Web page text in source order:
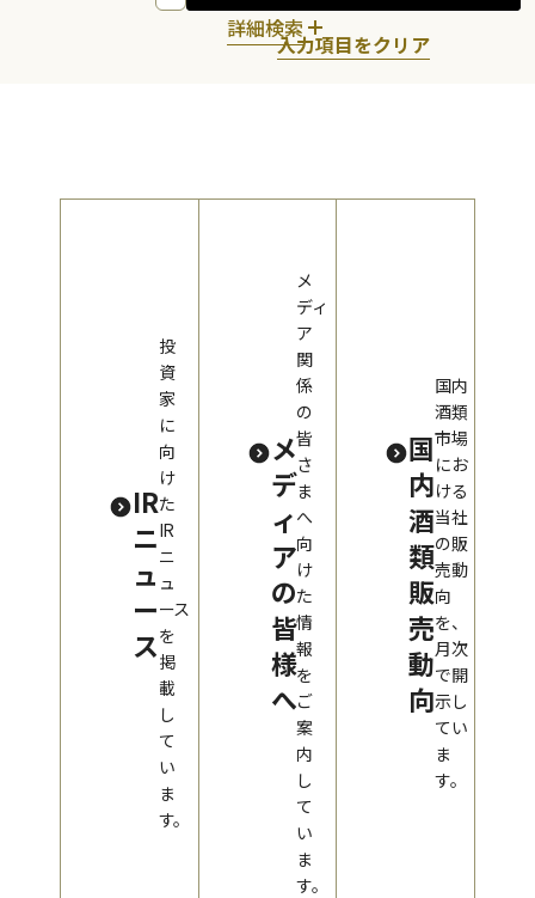
入力項目をクリア
詳細検索
IR
ニ
ュ
ー
ス
投
資
家
に
向
け
た
IR
ニ
ュ
ース
を
掲
載
し
て
い
ま
す。
メ
デ
ィ
ア
の
皆
様
へ
メ
ディ
ア
関
係
の
皆
さ
ま
へ
向
け
た
情
報
を
ご
案
内
し
て
い
ま
す。
国
内
酒
類
販
売
動
向
国内
酒類
市場
にお
ける
当社
の販
売動
向
を、
月次
で開
示し
てい
ま
す。